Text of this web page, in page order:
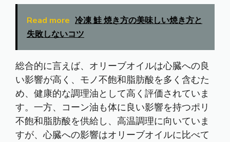
Read more 冷凍 鮭 焼き方の美味しい焼き方と
失敗しないコツ
総合的に言えば、オリーブオイルは心臓への良
い影響が高く、モノ不飽和脂肪酸を多く含むた
め、健康的な調理油として高く評価されていま
す。一方、コーン油も体に良い影響を持つポリ
不飽和脂肪酸を供給し、高温調理に向いていま
すが、心臓への影響はオリーブオイルに比べて